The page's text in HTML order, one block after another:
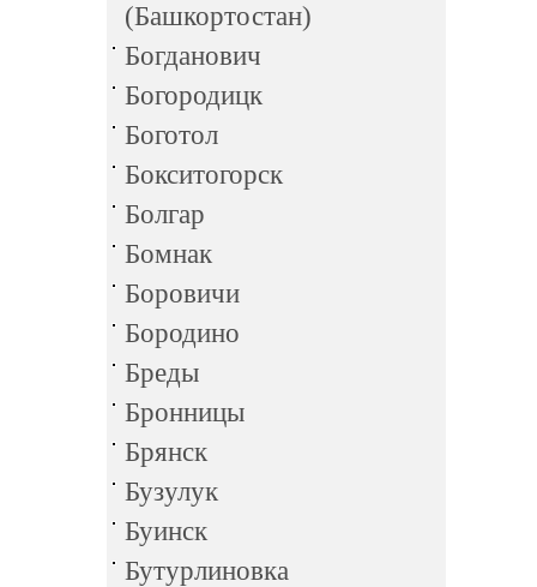
(Башкортостан)
Богданович
Богородицк
Боготол
Бокситогорск
Болгар
Бомнак
Боровичи
Бородино
Бреды
Бронницы
Брянск
Бузулук
Буинск
Бутурлиновка